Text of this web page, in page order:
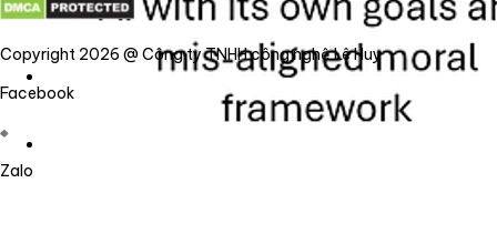
Copyright 2026 @ Công ty TNHH công nghệ Lê Huy
Facebook
Zalo